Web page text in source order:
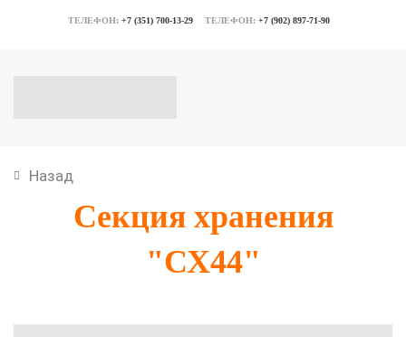
ТЕЛЕФОН: +7 (351) 700-13-29 ТЕЛЕФОН: +7 (902) 897-71-90
Назад
Секция хранения
"СХ44"